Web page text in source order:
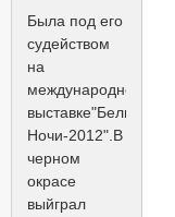
Была под его
судейством
на
международной
выставке"Белые
Ночи-2012".В
черном
окрасе
выйграл